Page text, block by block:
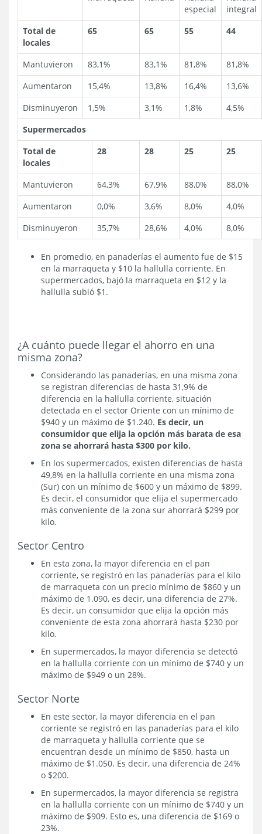
especial
integral
Total de
locales
65 65 55 44
Mantuvieron 83,1% 83,1% 81,8%
81,8%
Aumentaron
15,4% 13,8% 16,4%
13,6%
Disminuyeron
1,5% 3,1% 1,8%
4,5%
Supermercados
Total de
locales
28 28 25 25
Mantuvieron 64,3% 67,9% 88,0%
88,0%
Aumentaron
0,0% 3,6% 8,0%
4,0%
Disminuyeron
35,7% 28,6% 4,0% 8,0%
En promedio, en panaderías el aumento fue de $15
en la marraqueta y $10 la hallulla corriente. En
supermercados, bajó la marraqueta en $12 y la
hallulla subió $1.
¿A cuánto puede llegar el ahorro en una
misma zona?
Considerando las panaderías, en una misma zona
se registran diferencias de hasta 31,9% de
diferencia en la hallulla corriente, situación
detectada en el sector Oriente con un mínimo de
$940 y un máximo de $1.240. Es decir, un
consumidor que elija la opción más barata de esa
zona se ahorrará hasta $300 por kilo.
En los supermercados, existen diferencias de hasta
49,8% en la hallulla corriente en una misma zona
(Sur) con un mínimo de $600 y un máximo de $899.
Es decir, el consumidor que elija el supermercado
más conveniente de la zona sur ahorrará $299 por
kilo.
Sector Centro
En esta zona, la mayor diferencia en el pan
corriente, se registró en las panaderías para el kilo
de marraqueta con un precio mínimo de $860 y un
máximo de 1.090, es decir, una diferencia de 27%.
Es decir, un consumidor que elija la opción más
conveniente de esta zona ahorrará hasta $230 por
kilo.
En supermercados, la mayor diferencia se detectó
en la hallulla corriente con un mínimo de $740 y un
máximo de $949 o un 28%.
Sector Norte
En este sector, la mayor diferencia en el pan
corriente se registró en las panaderías para el kilo
de marraqueta y hallulla corriente que se
encuentran desde un mínimo de $850, hasta un
máximo de $1.050. Es decir, una diferencia de 24%
o $200.
En supermercados, la mayor diferencia se registra
en la hallulla corriente con un mínimo de $740 y un
máximo de $909. Esto es, una diferencia de $169 o
23%.